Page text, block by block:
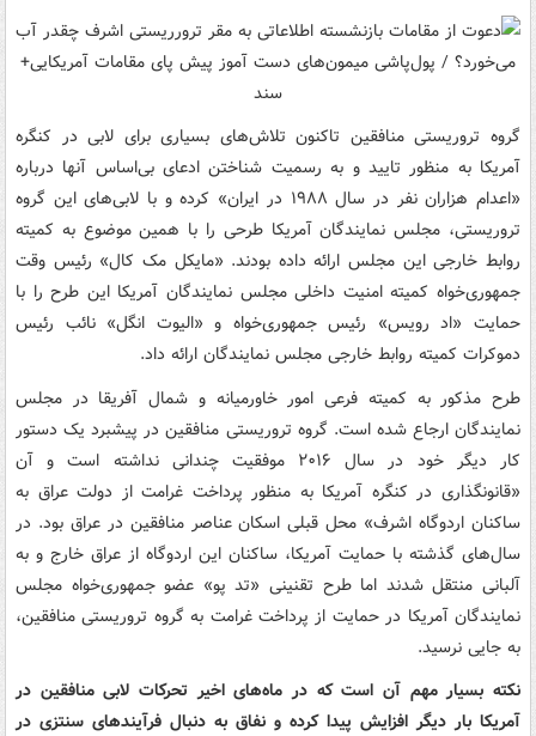
گروه تروریستی منافقین تاکنون تلاش‌های بسیاری برای لابی در کنگره
آمریکا به منظور تایید و به رسمیت شناختن ادعای بی‌اساس آنها درباره
«اعدام هزاران نفر در سال ۱۹۸۸ در ایران» کرده و با لابی‌های این گروه
تروریستی، مجلس نمایندگان آمریکا طرحی را با همین موضوع به کمیته
روابط خارجی این مجلس ارائه داده بودند. «مایکل مک کال» رئیس وقت
جمهوری‌خواه کمیته امنیت داخلی مجلس نمایندگان آمریکا این طرح را با
حمایت «اد رویس» رئیس جمهوری‌خواه و «الیوت انگل» نائب رئیس
دموکرات کمیته روابط خارجی مجلس نمایندگان ارائه داد.
طرح مذکور به کمیته فرعی امور خاورمیانه و شمال آفریقا در مجلس
نمایندگان ارجاع شده است. گروه تروریستی منافقین در پیشبرد یک دستور
کار دیگر خود در سال ۲۰۱۶ موفقیت چندانی نداشته است و آن
«قانونگذاری در کنگره آمریکا به منظور پرداخت غرامت از دولت عراق به
ساکنان اردوگاه اشرف» محل قبلی اسکان عناصر منافقین در عراق بود. در
سال‌های گذشته با حمایت آمریکا، ساکنان این اردوگاه از عراق خارج و به
آلبانی منتقل شدند اما طرح تقنینی «تد پو» عضو جمهوری‌خواه مجلس
نمایندگان آمریکا در حمایت از پرداخت غرامت به گروه تروریستی منافقین،
به جایی نرسید.
نکته بسیار مهم آن است که در ماه‌های اخیر تحرکات لابی منافقین در
آمریکا بار دیگر افزایش پیدا کرده و نفاق به دنبال فرآیندهای سنتزی در